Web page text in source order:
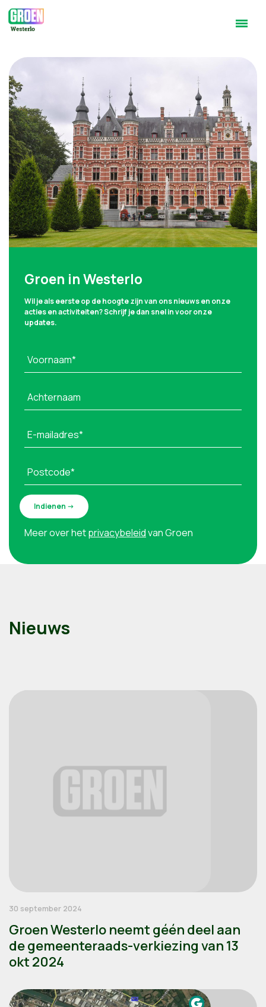
Groen in Westerlo
Wil je als eerste op de hoogte zijn van ons nieuws en onze
acties en activiteiten? Schrijf je dan snel in voor onze
updates.
Voornaam*
Achternaam
E-mailadres*
Postcode*
Meer over hetprivacybeleidvan Groen
Nieuws
30 september 2024
Groen Westerlo neemt géén deel aan
de gemeenteraads-verkiezing van 13
okt 2024